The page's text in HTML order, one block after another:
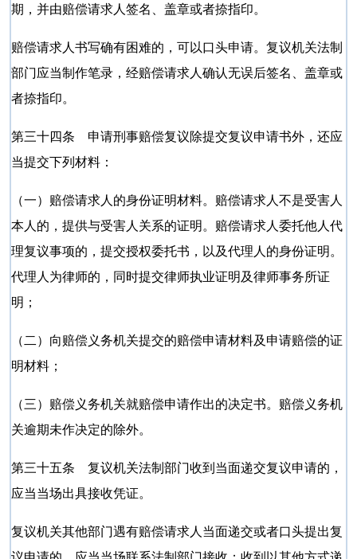
期，并由赔偿请求人签名、盖章或者捺指印。
赔偿请求人书写确有困难的，可以口头申请。复议机关法制
部门应当制作笔录，经赔偿请求人确认无误后签名、盖章或
者捺指印。
第三十四条 申请刑事赔偿复议除提交复议申请书外，还应
当提交下列材料：
（一）赔偿请求人的身份证明材料。赔偿请求人不是受害人
本人的，提供与受害人关系的证明。赔偿请求人委托他人代
理复议事项的，提交授权委托书，以及代理人的身份证明。
代理人为律师的，同时提交律师执业证明及律师事务所证
明；
（二）向赔偿义务机关提交的赔偿申请材料及申请赔偿的证
明材料；
（三）赔偿义务机关就赔偿申请作出的决定书。赔偿义务机
关逾期未作决定的除外。
第三十五条 复议机关法制部门收到当面递交复议申请的，
应当当场出具接收凭证。
复议机关其他部门遇有赔偿请求人当面递交或者口头提出复